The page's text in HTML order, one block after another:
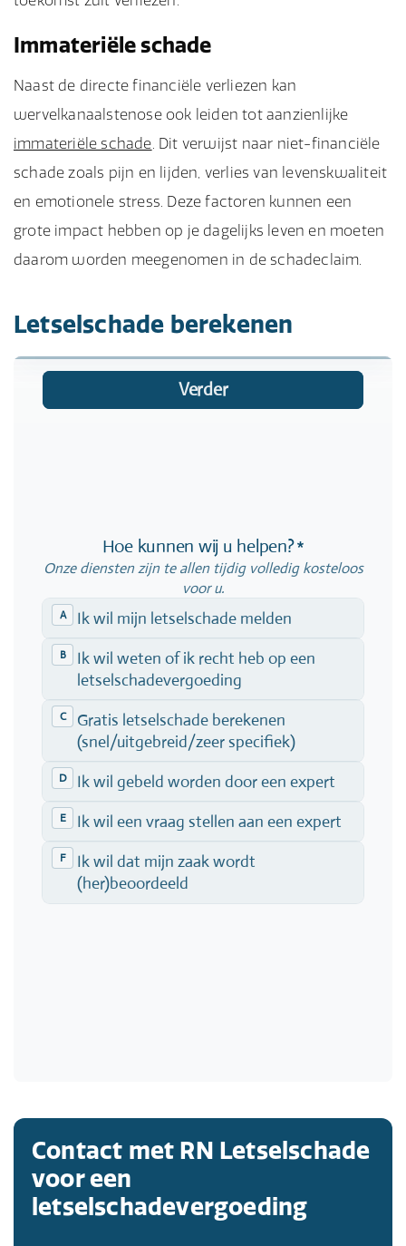
Immateriële schade
Naast de directe financiële verliezen kan
wervelkanaalstenose ook leiden tot aanzienlijke
immateriële schade. Dit verwijst naar niet-financiële
schade zoals pijn en lijden, verlies van levenskwaliteit
en emotionele stress. Deze factoren kunnen een
grote impact hebben op je dagelijks leven en moeten
daarom worden meegenomen in de schadeclaim.
Letselschade berekenen
Contact met RN Letselschade
voor een
letselschadevergoeding